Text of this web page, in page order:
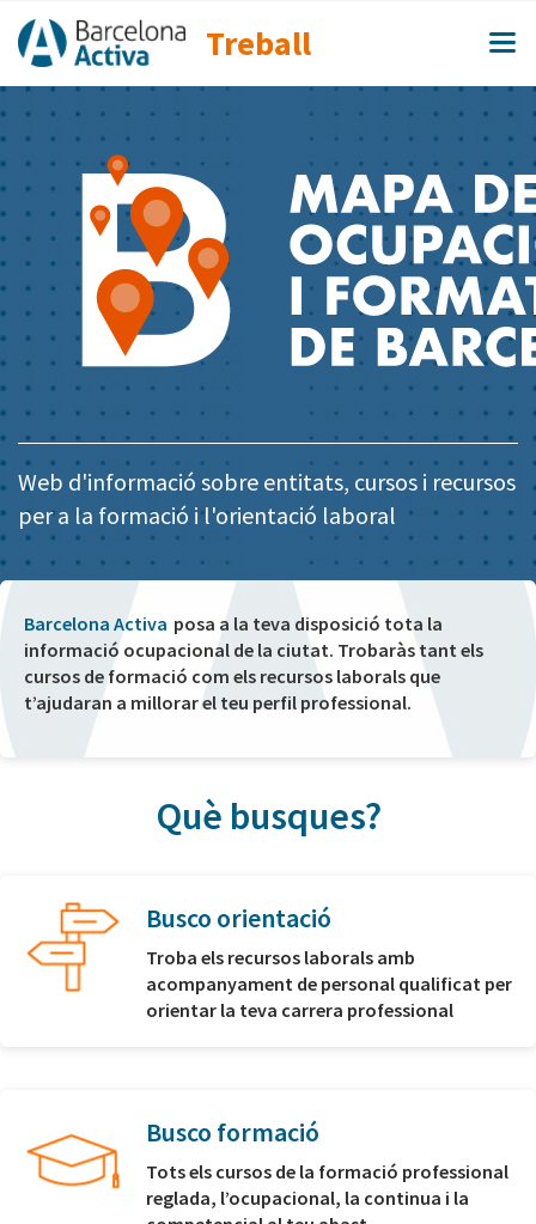
Treball
Web d'informació sobre entitats, cursos i recursos
per a la formació i l'orientació laboral
Barcelona Activa posa a la teva disposició tota la
informació ocupacional de la ciutat. Trobaràs tant els
cursos de formació com els recursos laborals que
t’ajudaran a millorar el teu perfil professional.
Què busques?
Busco orientació
Troba els recursos laborals amb
acompanyament de personal qualificat per
orientar la teva carrera professional
Busco formació
Tots els cursos de la formació professional
reglada, l’ocupacional, la continua i la